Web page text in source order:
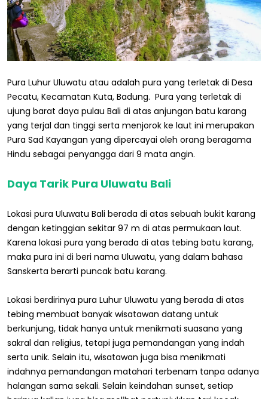
Pura Luhur Uluwatu atau adalah pura yang terletak di Desa
Pecatu, Kecamatan Kuta, Badung. Pura yang terletak di
ujung barat daya pulau Bali di atas anjungan batu karang
yang terjal dan tinggi serta menjorok ke laut ini merupakan
Pura Sad Kayangan yang dipercayai oleh orang beragama
Hindu sebagai penyangga dari 9 mata angin.
Daya Tarik Pura Uluwatu Bali
Lokasi pura Uluwatu Bali berada di atas sebuah bukit karang
dengan ketinggian sekitar 97 m di atas permukaan laut.
Karena lokasi pura yang berada di atas tebing batu karang,
maka pura ini di beri nama Uluwatu, yang dalam bahasa
Sanskerta berarti puncak batu karang.
Lokasi berdirinya pura Luhur Uluwatu yang berada di atas
tebing membuat banyak wisatawan datang untuk
berkunjung, tidak hanya untuk menikmati suasana yang
sakral dan religius, tetapi juga pemandangan yang indah
serta unik. Selain itu, wisatawan juga bisa menikmati
indahnya pemandangan matahari terbenam tanpa adanya
halangan sama sekali. Selain keindahan sunset, setiap